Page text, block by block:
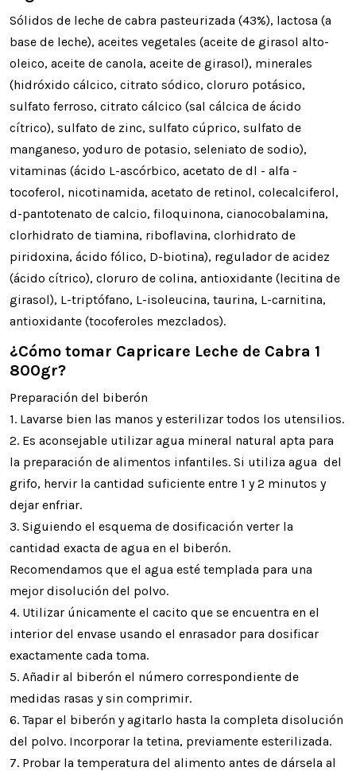
Sólidos de leche de cabra pasteurizada (43%), lactosa (a
base de leche), aceites vegetales (aceite de girasol alto-
oleico, aceite de canola, aceite de girasol), minerales
(hidróxido cálcico, citrato sódico, cloruro potásico,
sulfato ferroso, citrato cálcico (sal cálcica de ácido
cítrico), sulfato de zinc, sulfato cúprico, sulfato de
manganeso, yoduro de potasio, seleniato de sodio),
vitaminas (ácido L-ascórbico, acetato de dl - alfa -
tocoferol, nicotinamida, acetato de retinol, colecalciferol,
d-pantotenato de calcio, filoquinona, cianocobalamina,
clorhidrato de tiamina, riboflavina, clorhidrato de
piridoxina, ácido fólico, D-biotina), regulador de acidez
(ácido cítrico), cloruro de colina, antioxidante (lecitina de
girasol), L-triptófano, L-isoleucina, taurina, L-carnitina,
antioxidante (tocoferoles mezclados).
¿Cómo tomar Capricare Leche de Cabra 1
800gr?
Preparación del biberón
1. Lavarse bien las manos y esterilizar todos los utensilios.
2. Es aconsejable utilizar agua mineral natural apta para
la preparación de alimentos infantiles. Si utiliza agua del
grifo, hervir la cantidad suficiente entre 1 y 2 minutos y
dejar enfriar.
3. Siguiendo el esquema de dosificación verter la
cantidad exacta de agua en el biberón.
Recomendamos que el agua esté templada para una
mejor disolución del polvo.
4. Utilizar únicamente el cacito que se encuentra en el
interior del envase usando el enrasador para dosificar
exactamente cada toma.
5. Añadir al biberón el número correspondiente de
medidas rasas y sin comprimir.
6. Tapar el biberón y agitarlo hasta la completa disolución
del polvo. Incorporar la tetina, previamente esterilizada.
7. Probar la temperatura del alimento antes de dársela al